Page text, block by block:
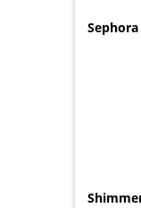
Sephora